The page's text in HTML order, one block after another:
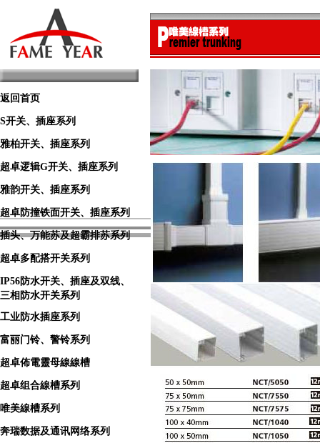
返回首页
S开关、插座系列
雅柏开关、插座系列
超卓逻辑G开关、插座系列
雅韵开关、插座系列
超卓防撞铁面开关、插座系列
插头、万能苏及超霸排苏系列
超卓多配搭开关系列
IP56防水开关、插座及双线、
三相防水开关系列
工业防水插座系列
富丽门铃、警铃系列
超卓佈電靈母線線槽
超卓组合線槽系列
唯美線槽系列
奔瑞数据及通讯网络系列